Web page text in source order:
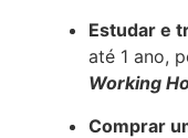
Estudar e
até 1 ano,
Working
Comprar